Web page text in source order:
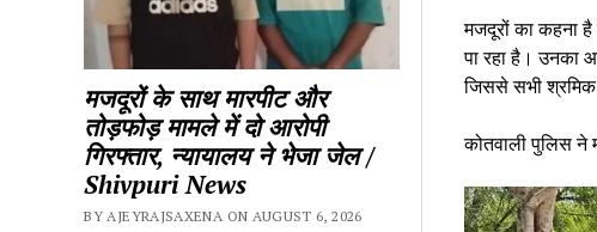
मजदूरों के साथ मारपीट और
तोड़फोड़ मामले में दो आरोपी
गिरफ्तार, न्यायालय ने भेजा जेल /
Shivpuri News
BY AJEYRAJSAXENA ON AUGUST 6, 2026
मजदूरों का कहना
पा रहा है। उनका
जिससे सभी
कोतवाली पुलिस ने